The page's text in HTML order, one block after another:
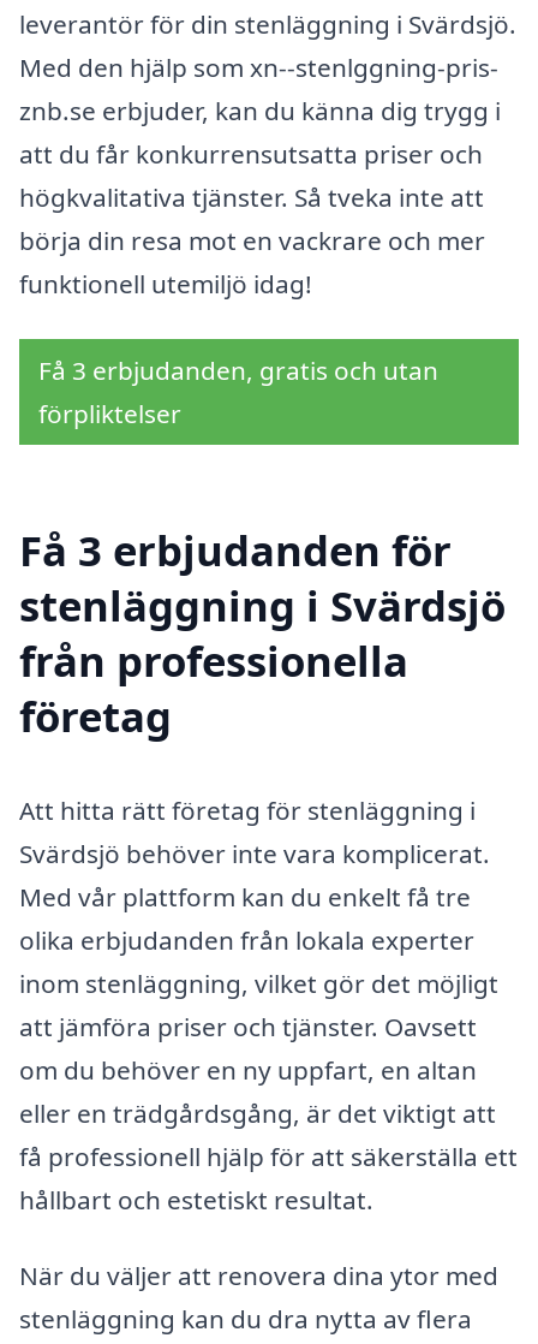
leverantör för din stenläggning i Svärdsjö.
Med den hjälp som xn--stenlggning-pris-
znb.se erbjuder, kan du känna dig trygg i
att du får konkurrensutsatta priser och
högkvalitativa tjänster. Så tveka inte att
börja din resa mot en vackrare och mer
funktionell utemiljö idag!
Få 3 erbjudanden, gratis och utan
förpliktelser
Få 3 erbjudanden för
stenläggning i Svärdsjö
från professionella
företag
Att hitta rätt företag för stenläggning i
Svärdsjö behöver inte vara komplicerat.
Med vår plattform kan du enkelt få tre
olika erbjudanden från lokala experter
inom stenläggning, vilket gör det möjligt
att jämföra priser och tjänster. Oavsett
om du behöver en ny uppfart, en altan
eller en trädgårdsgång, är det viktigt att
få professionell hjälp för att säkerställa ett
hållbart och estetiskt resultat.
När du väljer att renovera dina ytor med
stenläggning kan du dra nytta av flera